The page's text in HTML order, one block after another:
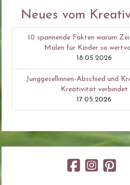
Neues vom
10 spannende Fakten warum
Malen für Kinder so
18.05.2026
Junggesellinnen-Abschied und
Kreativität verbindet
17.05.2026